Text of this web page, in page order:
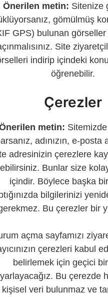
Önerilen metin: Sitenize
gömülmüş
GPS) bulunan
Site
indirip içindeki
öğrenebilir.
Çerezler
metin:
adınızın, e-
adresinizin çerezlere
Bunlar size
içindir. Böylece başka
bilgilerinizi
Bu çerezler bir
açma sayfamızı
çerezleri kabul
belirlemek için geçici
Bu çerezde
kişisel veri bulunmaz ve